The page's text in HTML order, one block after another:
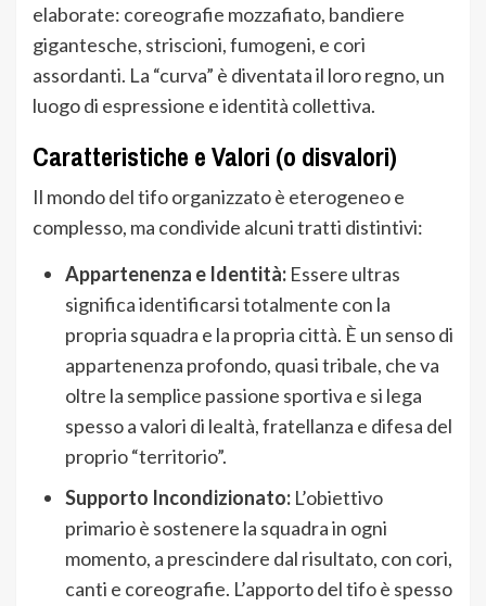
elaborate: coreografie mozzafiato, bandiere
gigantesche, striscioni, fumogeni, e cori
assordanti. La “curva” è diventata il loro regno, un
luogo di espressione e identità collettiva.
Caratteristiche e Valori (o disvalori)
Il mondo del tifo organizzato è eterogeneo e
complesso, ma condivide alcuni tratti distintivi:
Appartenenza e Identità: Essere ultras
significa identificarsi totalmente con la
propria squadra e la propria città. È un senso di
appartenenza profondo, quasi tribale, che va
oltre la semplice passione sportiva e si lega
spesso a valori di lealtà, fratellanza e difesa del
proprio “territorio”.
Supporto Incondizionato: L’obiettivo
primario è sostenere la squadra in ogni
momento, a prescindere dal risultato, con cori,
canti e coreografie. L’apporto del tifo è spesso